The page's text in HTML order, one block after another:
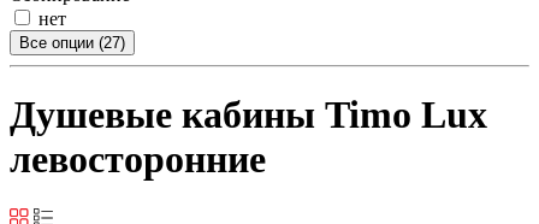
нет
Все опции (27)
Душевые кабины Timo Lux
левосторонние